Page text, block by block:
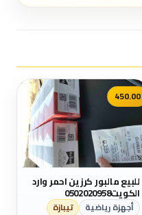
450.00
للبيع مالبور كرزين احمر وارد
الكويت0502020958
أجهزة رياضية تيبازة